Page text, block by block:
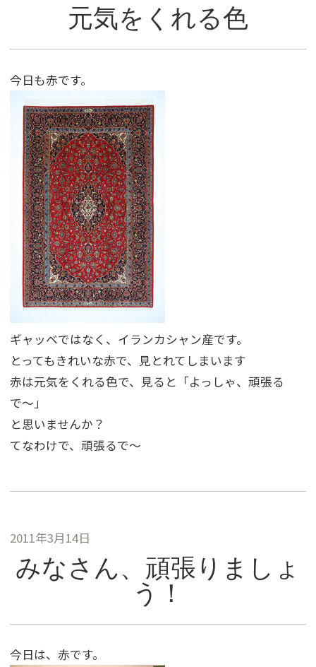
元気をくれる色
今日も赤です。
ギャッベではなく、イランカシャン産です。
とってもきれいな赤で、見とれてしまいます
赤は元気をくれる色で、見ると「よっしゃ、頑張る
で〜」
と思いませんか？
てなわけで、頑張るで〜
2011年3月14日
みなさん、頑張りましょ
う！
今日は、赤です。